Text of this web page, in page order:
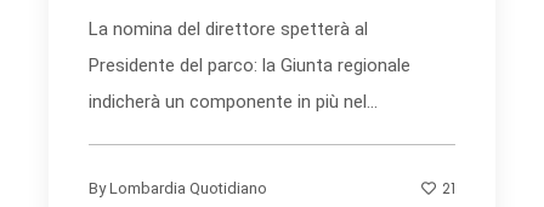
La nomina del direttore spetterà al
Presidente del parco: la Giunta regionale
indicherà un componente in più nel...
ByLombardia Quotidiano 21